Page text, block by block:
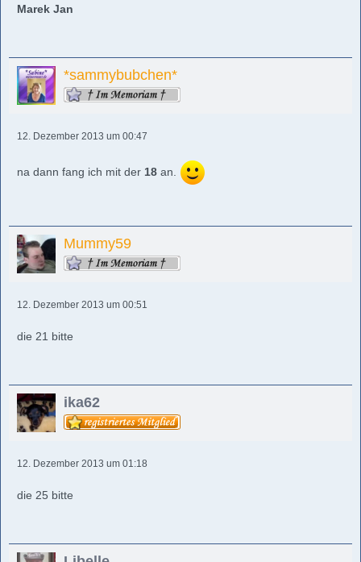
Marek Jan
*sammybubchen*
12. Dezember 2013 um 00:47
na dann fang ich mit der 18 an.
Mummy59
12. Dezember 2013 um 00:51
die 21 bitte
ika62
12. Dezember 2013 um 01:18
die 25 bitte